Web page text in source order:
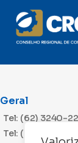
Geral
Tel: (62) 3240-
Tel: (62) 3240-